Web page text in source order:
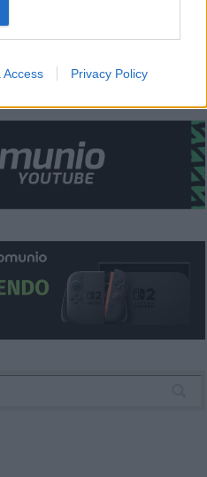
enable storage
and other
Access Privacy Policy
Regístrate, ¡gratis!